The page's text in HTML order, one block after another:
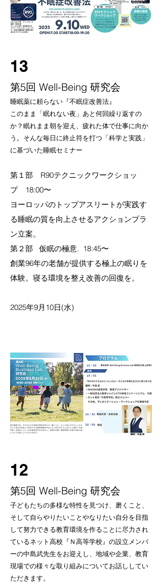
13
第5回 Well-Being 研究会
睡眠薬に頼らない『不眠症改善法』
このまま「眠れない夜」あと何回繰り返すの
か？眠れまま朝を迎え、疲れた体で仕事に向か
う。そんな毎日に終止符を打つ「科学と実践」
に基づいた睡眠セミナー
第１部 R90テクニックワークショッ
プ 18:00〜
ヨーロッパのトップアスリートが実践す
る睡眠の質を向上させるアクションプラ
ン立案。
第２部 仮眠の極意. 18:45〜
創業96年の老舗が提供する極上の眠り​を
体験。寝る環境を整え改善の回復を。
2025年9月10日(水)
12
第5回 Well-Being 研究会
子どもたちの多様な特性を見つけ、磨くこと、
そして自らやりたいことやなりたい自分を目指
して努力できる教育環境を作ることに尽力され
ているネット高校『Ｎ高等学校』の設立メンバ
ーの中島武先生をお迎えし、地域や企業、教育
現場での様々な取り組みについてお話ししてい
ただきます。